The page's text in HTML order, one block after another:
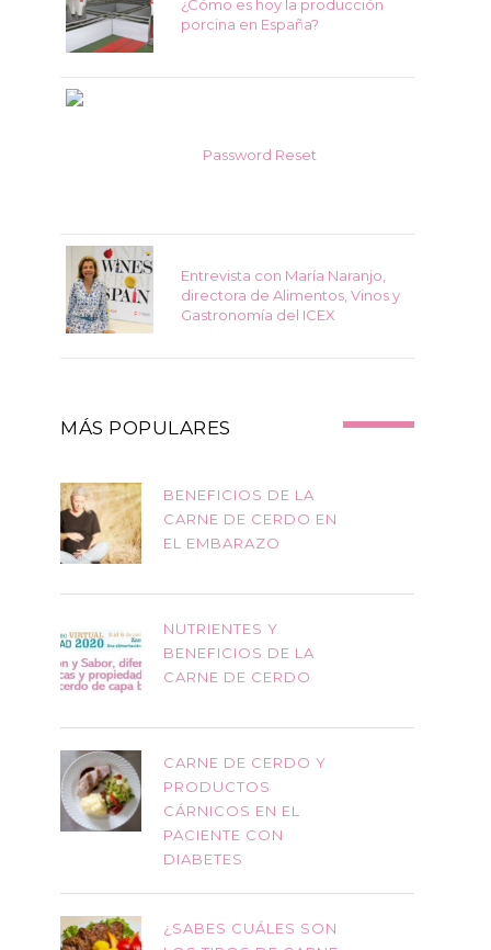
¿Cómo es hoy la producción
porcina en España?
Password Reset
Entrevista con María Naranjo,
directora de Alimentos, Vinos y
Gastronomía del ICEX
MÁS POPULARES
BENEFICIOS DE LA
CARNE DE CERDO EN
EL EMBARAZO
NUTRIENTES Y
BENEFICIOS DE LA
CARNE DE CERDO
CARNE DE CERDO Y
PRODUCTOS
CÁRNICOS EN EL
PACIENTE CON
DIABETES
¿SABES CUÁLES SON